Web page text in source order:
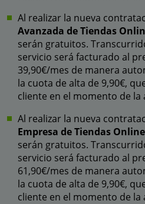
Al realizar la nueva
Avanzada de Tiendas
serán gratuitos.
servicio será facturado al
39,90€/mes de manera
la cuota de alta de 9,90€,
cliente en el momento de la
Al realizar la nueva
Empresa de Tiendas Online
serán gratuitos.
servicio será facturado al
61,90€/mes de manera
la cuota de alta de 9,90€,
cliente en el momento de la